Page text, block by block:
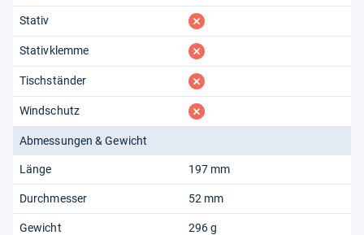
Stativ fehlt
Stativklemme fehlt
Tischständer fehlt
Windschutz fehlt
Abmessungen & Gewicht
Länge 197 mm
Durchmesser 52 mm
Gewicht 296 g